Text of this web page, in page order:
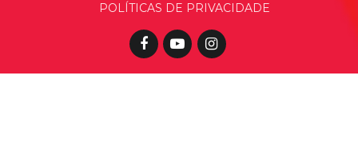
POLÍTICAS DE PRIVACIDADE